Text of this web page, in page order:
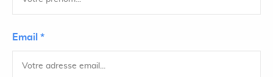
Email *